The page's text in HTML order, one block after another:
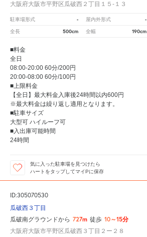
大阪府大阪市平野区瓜破西２丁目１５‐１３
駐車場形式 - 屋内外形式 -
全長 500cm 全幅 190cm
■料金
全日
08:00-20:00 60分/200円
20:00-08:00 60分/100円
■上限料金
【全日】最大料金入庫後24時間以内600円
※最大料金は繰り返し適用となります。
■駐車サイズ
大型可 ハイルーフ可
■入出庫可能時間
24時間
気に入った駐車場を見つけたら
ハートをタップしてマイPに保存
ID:305070530
瓜破西３丁目
瓜破南グラウンドから 727m 徒歩 10～15分
大阪府大阪市平野区瓜破西３丁目２ー２８